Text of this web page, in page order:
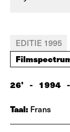
EDITIE 1995
26' - 1994 -
Taal: Frans